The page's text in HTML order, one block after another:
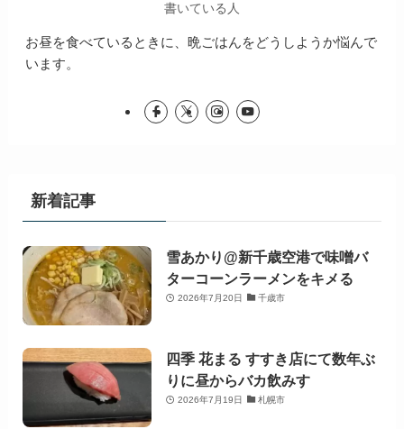
書いている人
お昼を食べているときに、晩ごはんをどうしようか悩んで
います。
新着記事
雪あかり@新千歳空港で味噌バ
ターコーンラーメンをキメる
2026年7月20日 千歳市
四季 花まる すすき店にて数年ぶ
りに昼からバカ飲みす
2026年7月19日 札幌市